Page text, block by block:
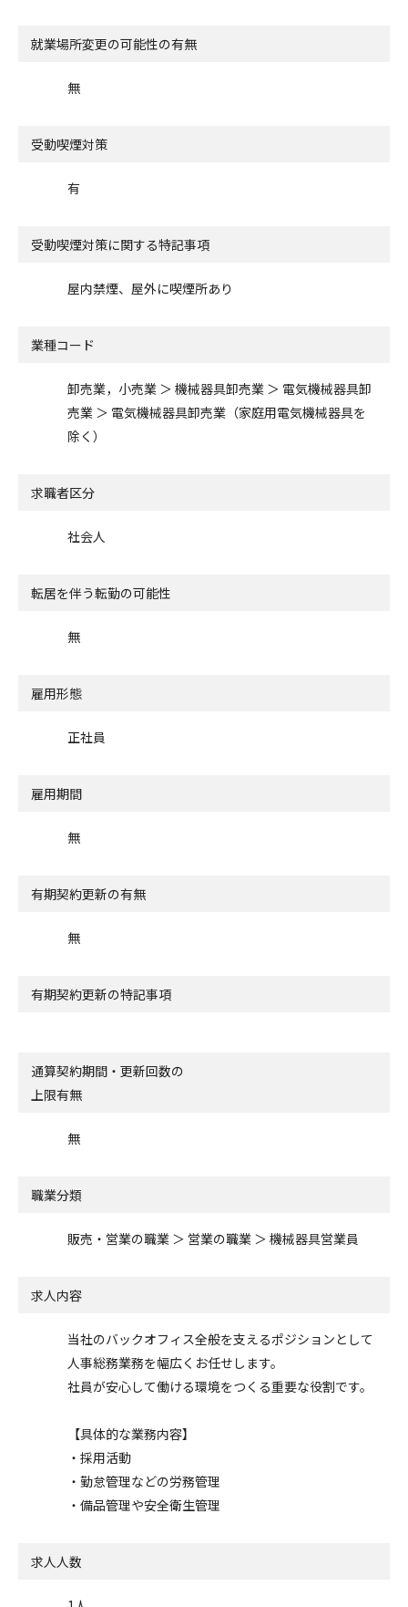
就業場所変更の可能性の有無
無
受動喫煙対策
有
受動喫煙対策に関する特記事項
屋内禁煙、屋外に喫煙所あり
業種コード
卸売業，小売業 ＞ 機械器具卸売業 ＞ 電気機械器具卸
売業 ＞ 電気機械器具卸売業（家庭用電気機械器具を
除く）
求職者区分
社会人
転居を伴う転勤の可能性
無
雇用形態
正社員
雇用期間
無
有期契約更新の有無
無
有期契約更新の特記事項
通算契約期間・更新回数の
上限有無
無
職業分類
販売・営業の職業 ＞ 営業の職業 ＞ 機械器具営業員
求人内容
当社のバックオフィス全般を支えるポジションとして
人事総務業務を幅広くお任せします。
社員が安心して働ける環境をつくる重要な役割です。
【具体的な業務内容】
・採用活動
・勤怠管理などの労務管理
・備品管理や安全衛生管理
求人人数